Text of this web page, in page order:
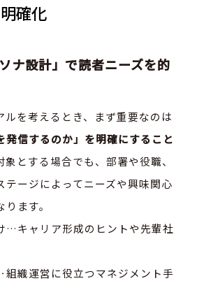
確化
ナ設計」で読者ニーズを的
ルを考えるとき、まず重要なのは
発信するのか」を明確にすること
とする場合でも、部署や役職、
テージによってニーズや興味関心
ます。
…キャリア形成のヒントや先輩社
運営に役立つマネジメント手